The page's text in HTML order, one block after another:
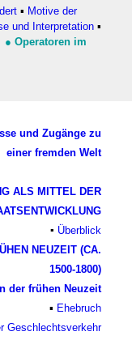
▪ Motive der
und Interpretation ▪
● Operatoren im
und Zugänge zu
einer fremden Welt
ALS MITTEL DER
▪ Überblick
NEUZEIT (CA.
1500-1800)
der frühen Neuzeit
▪ Ehebruch
Geschlechtsverkehr